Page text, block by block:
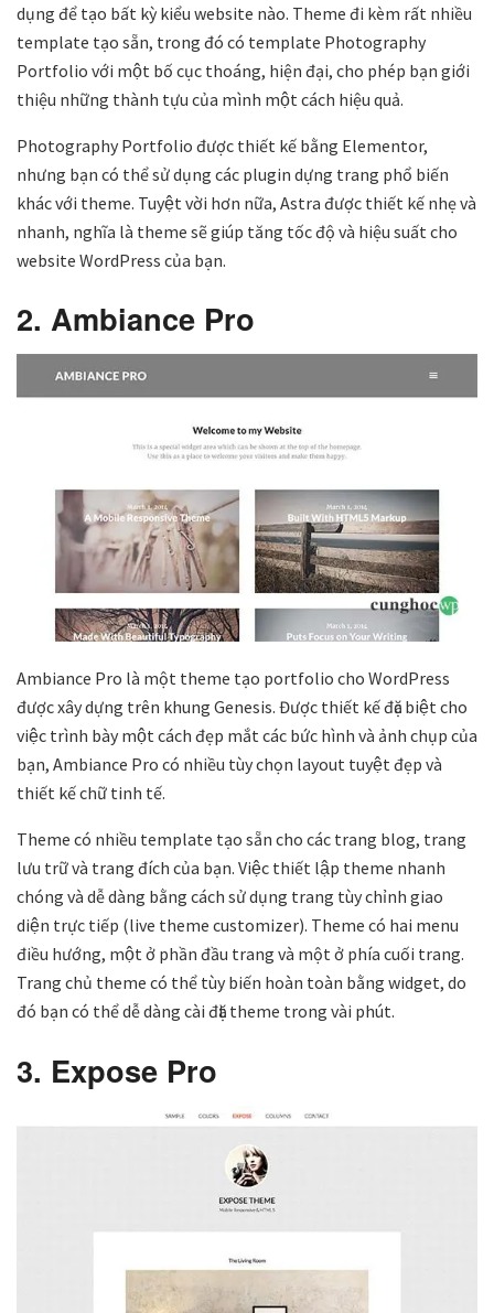
dụng để tạo bất kỳ kiểu website nào. Theme đi kèm rất nhiều
template tạo sẵn, trong đó có template Photography
Portfolio với một bố cục thoáng, hiện đại, cho phép bạn giới
thiệu những thành tựu của mình một cách hiệu quả.
Photography Portfolio được thiết kế bằng Elementor,
nhưng bạn có thể sử dụng các plugin dựng trang phổ biến
khác với theme. Tuyệt vời hơn nữa, Astra được thiết kế nhẹ và
nhanh, nghĩa là theme sẽ giúp tăng tốc độ và hiệu suất cho
website WordPress của bạn.
2. Ambiance Pro
Ambiance Pro là một theme tạo portfolio cho WordPress
được xây dựng trên khung Genesis. Được thiết kế đặc biệt cho
việc trình bày một cách đẹp mắt các bức hình và ảnh chụp của
bạn, Ambiance Pro có nhiều tùy chọn layout tuyệt đẹp và
thiết kế chữ tinh tế.
Theme có nhiều template tạo sẵn cho các trang blog, trang
lưu trữ và trang đích của bạn. Việc thiết lập theme nhanh
chóng và dễ dàng bằng cách sử dụng trang tùy chỉnh giao
diện trực tiếp (live theme customizer). Theme có hai menu
điều hướng, một ở phần đầu trang và một ở phía cuối trang.
Trang chủ theme có thể tùy biến hoàn toàn bằng widget, do
đó bạn có thể dễ dàng cài đặt theme trong vài phút.
3. Expose Pro